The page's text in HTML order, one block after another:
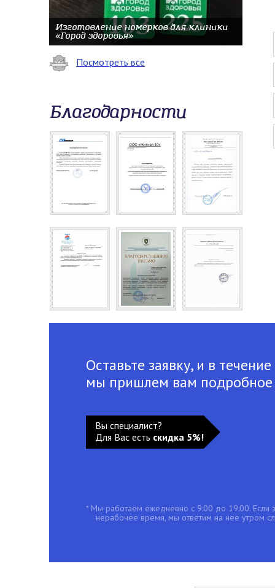
Изготовление номерков для клиники
«Город здоровья»
Посмотреть все
Благодарности
Оставьте заявку, и в
мы пришлем вам
Вы специалист?
Для Вас есть скидка 5%!
* Мы работаем ежедневно с 9:00 до 19:00. Если
нерабочее время, мы ответим на нее утром